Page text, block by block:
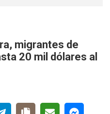
migrantes de
20 mil dólares al